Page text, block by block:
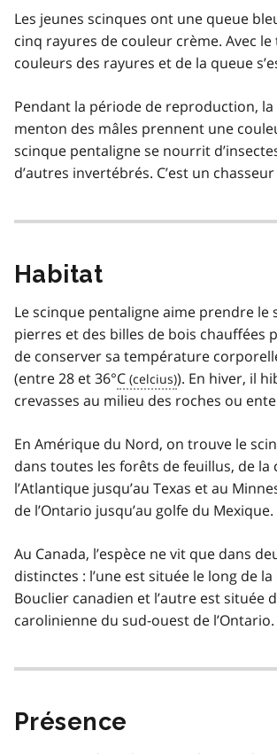
Les jeunes scinques ont une queue
cinq rayures de couleur crème. Avec le
couleurs des rayures et de la queue
Pendant la période de reproduction,
menton des mâles prennent une
scinque pentaligne se nourrit
d’autres invertébrés. C’est un
Habitat
Le scinque pentaligne aime prendre le
pierres et des billes de bois chauffées
de conserver sa température
(entre 28 et 36°C
). En hiver, il
crevasses au milieu des roches ou
En Amérique du Nord, on trouve le
dans toutes les forêts de feuillus, de la
l’Atlantique jusqu’au Texas et au
de l’Ontario jusqu’au golfe du Mexique.
Au Canada, l’espèce ne vit que dans
distinctes : l’une est située le long de
Bouclier canadien et l’autre est située
carolinienne du sud-ouest de l’Ontario.
Présence